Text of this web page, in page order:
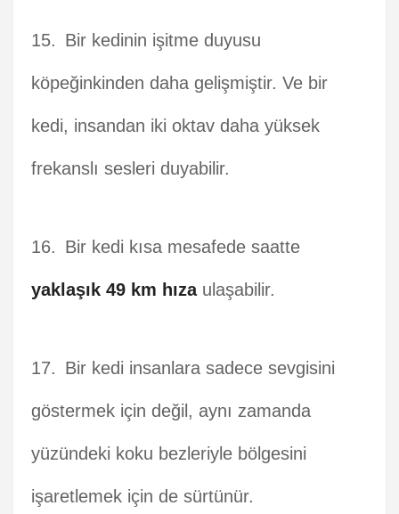
Bir kedinin işitme duyusu
köpeğinkinden daha gelişmiştir. Ve bir
kedi, insandan iki oktav daha yüksek
frekanslı sesleri duyabilir.
Bir kedi kısa mesafede saatte
yaklaşık 49 km hızaulaşabilir.
Bir kedi insanlara sadece sevgisini
göstermek için değil, aynı zamanda
yüzündeki koku bezleriyle bölgesini
işaretlemek için de sürtünür.